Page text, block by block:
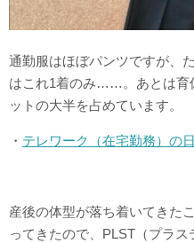
通勤服はほぼパンツですが、
はこれ1着のみ……。あとは育
ットの大半を占めています。
・ テレワーク（在宅勤務）の
産後の体型が落ち着いてきた
ってきたので、PLST（プラ